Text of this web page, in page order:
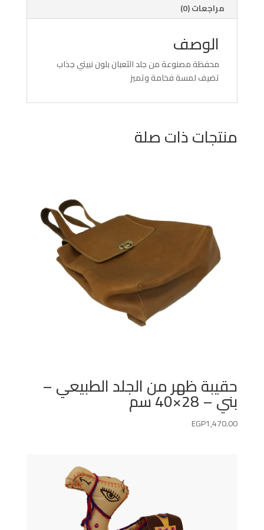
مراجعات (0)
الوصف
محفظة مصنوعة من جلد الثعبان بلون نبيتي جذاب
تضيف لمسة فخامة وتميز
منتجات ذات صلة
حقيبة ظهر من الجلد الطبيعي –
بني – 28×40 سم
EGP1,470.00